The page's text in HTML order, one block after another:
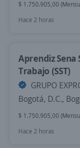
$ 1.750.905,00
Hace 2 horas
Aprendiz Sena
Trabajo (SST)
GRUPO
Bogotá, D.C.,
$ 1.750.905,00
Hace 2 horas